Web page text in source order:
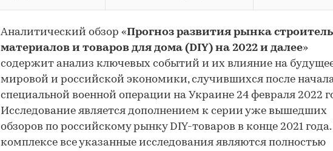
Аналитический обзор «Прогноз развития рынка
материалов и товаров для дома (DIY) на 2022 и далее»
содержит анализ ключевых событий и их влияние на
мировой и российской экономики, случившихся после
специальной военной операции на Украине 24 февраля 2022
Исследование является дополнением к серии уже вышедших
обзоров по российскому рынку DIY-товаров в конце 2021
комплексе все указанные исследования являются полностью